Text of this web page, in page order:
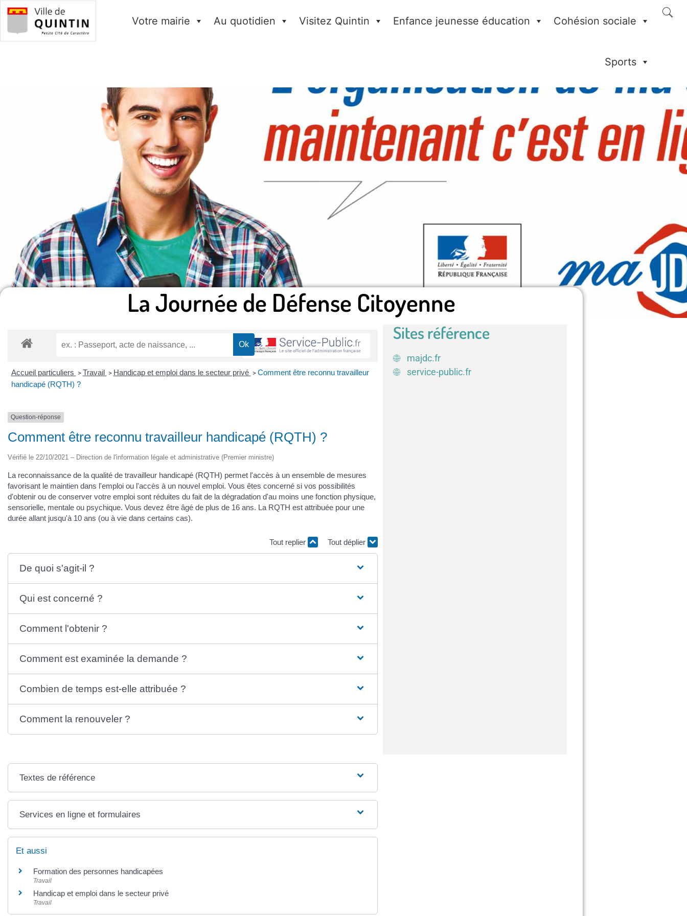
Votre mairie Au quotidien Visitez Quintin Enfance jeunesse éducation Cohésion sociale
Sports
La Journée de Défense Citoyenne
Accueil particuliers > Travail > Handicap et emploi dans le secteur privé > Comment être reconnu travailleur
handicapé (RQTH) ?
Question-réponse
Comment être reconnu travailleur handicapé (RQTH) ?
Vérifié le 22/10/2021 – Direction de l'information légale et administrative (Premier ministre)
La reconnaissance de la qualité de travailleur handicapé (RQTH) permet l'accès à un ensemble de mesures
favorisant le maintien dans l'emploi ou l'accès à un nouvel emploi. Vous êtes concerné si vos possibilités
d'obtenir ou de conserver votre emploi sont réduites du fait de la dégradation d'au moins une fonction physique,
sensorielle, mentale ou psychique. Vous devez être âgé de plus de 16 ans. La RQTH est attribuée pour une
durée allant jusqu'à 10 ans (ou à vie dans certains cas).
Tout replier Tout déplier
De quoi s'agit-il ?
Qui est concerné ?
Comment l'obtenir ?
Comment est examinée la demande ?
Combien de temps est-elle attribuée ?
Comment la renouveler ?
Textes de référence
Services en ligne et formulaires
Et aussi
Formation des personnes handicapées
Travail
Handicap et emploi dans le secteur privé
Travail
Sites référence
majdc.fr
service-public.fr